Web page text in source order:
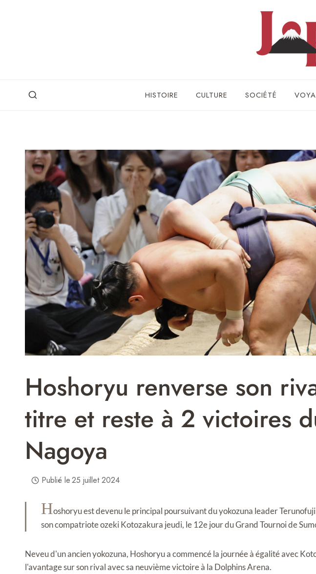
HISTOIRE CULTURE SOCIÉTÉ
Hoshoryu renverse son
titre et reste à 2 victoires
Nagoya
Publié le25 juillet 2024
Hoshoryu est devenu le principal poursuivant du yokozuna leader
son compatriote ozeki Kotozakura jeudi, le 12e jour du Grand Tournoi de
Neveu d'un ancien yokozuna, Hoshoryu a commencé la journée à égalité avec
l'avantage sur son rival avec sa neuvième victoire à la Dolphins Arena.